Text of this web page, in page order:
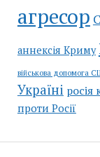
агресор
аннексія Криму
військова допомога
Україні росія
проти Росії